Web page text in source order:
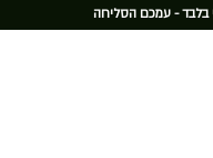
בלבד - עמכם הסליחה